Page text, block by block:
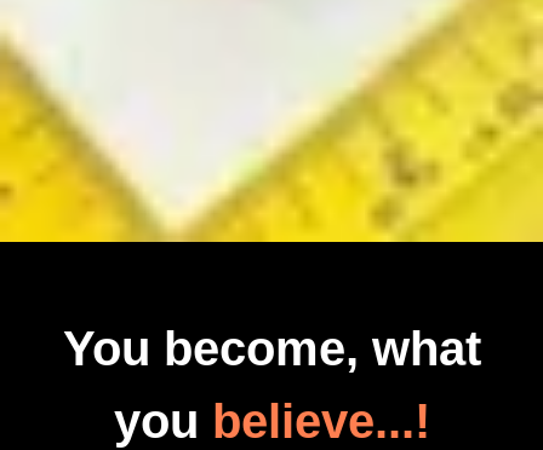
You become, what
you believe...!